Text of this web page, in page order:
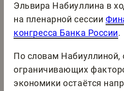
Эльвира Набиуллина в
на пленарной сессии
конгресса Банка России.
По словам Набиуллиной,
ограничивающих
экономики остаётся